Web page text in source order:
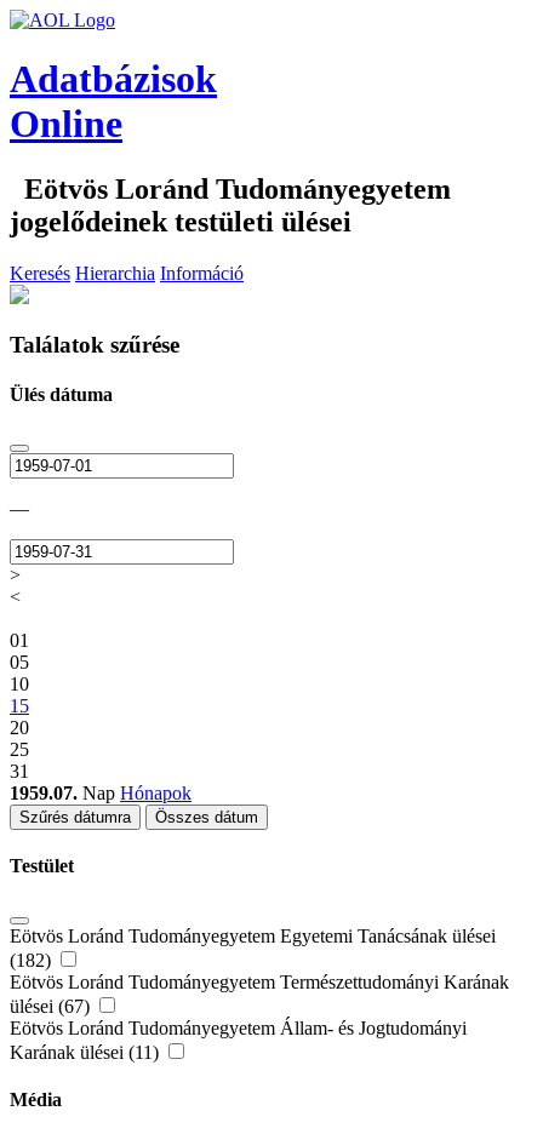
Adatbázisok
Online
Eötvös Loránd Tudományegyetem
jogelődeinek testületi ülései
Keresés Hierarchia Információ
Találatok szűrése
Ülés dátuma
—
>
<
01
05
10
15
20
25
31
1959.07. Nap Hónapok
Szűrés dátumra Összes dátum
Testület
Eötvös Loránd Tudományegyetem Egyetemi Tanácsának ülései
(182)
Eötvös Loránd Tudományegyetem Természettudományi Karának
ülései (67)
Eötvös Loránd Tudományegyetem Állam- és Jogtudományi
Karának ülései (11)
Média